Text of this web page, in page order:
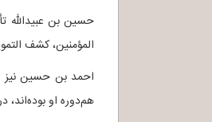
المؤمنین، کشف
احمد بن حسین نیز
هم‌دوره او